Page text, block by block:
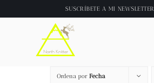
al
SUSCRÍBETE A MI NEWSLETTER
Ordena por Fecha